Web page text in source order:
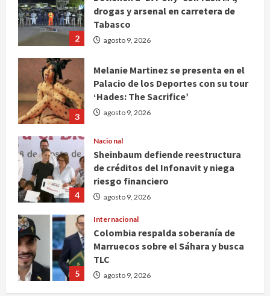
2
drogas y arsenal en carretera de
Tabasco
agosto 9, 2026
3
Melanie Martinez se presenta en el
Palacio de los Deportes con su tour
‘Hades: The Sacrifice’
agosto 9, 2026
4
Nacional
Sheinbaum defiende reestructura
de créditos del Infonavit y niega
riesgo financiero
agosto 9, 2026
5
Internacional
Colombia respalda soberanía de
Marruecos sobre el Sáhara y busca
TLC
agosto 9, 2026